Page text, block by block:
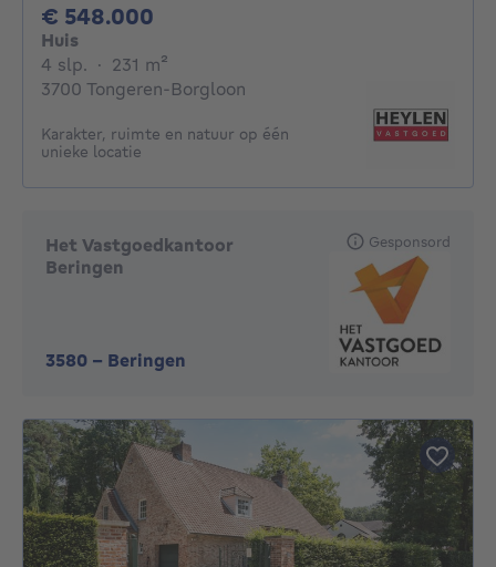
€ 548.000
Huis
4 slp. 4 slaapkamers
· 231 m²
3700 Tongeren-Borgloon
Karakter, ruimte en natuur op één
unieke locatie
Het Vastgoedkantoor
Beringen
3580 - Beringen
Gesponsord